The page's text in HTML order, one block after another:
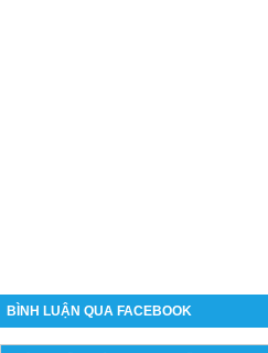
BÌNH LUẬN QUA FACEBOOK